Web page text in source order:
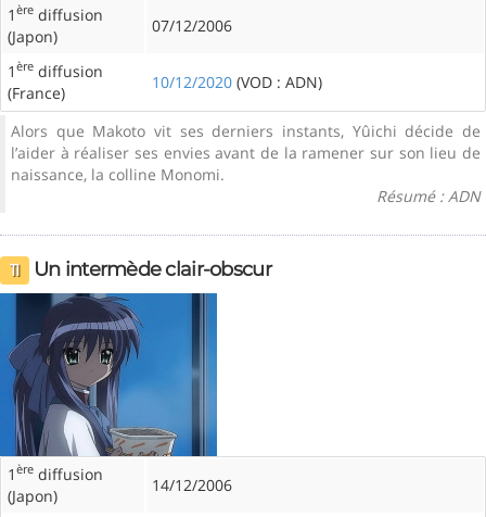
1 ère diffusion
(Japon)
07/12/2006
1 ère diffusion
(France)
10/12/2020 (VOD : ADN)
Alors que Makoto vit ses derniers instants, Yûichi décide de
l’aider à réaliser ses envies avant de la ramener sur son lieu de
naissance, la colline Monomi.
Résumé : ADN
11 Un intermède clair-obscur
1 ère diffusion
(Japon)
14/12/2006